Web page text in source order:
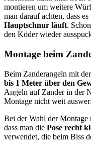
montieren um weitere
man darauf achten, dass
Hauptschnur läuft.
den Köder wieder
Montage beim
Beim Zanderangeln mit
bis 1 Meter über den
Angeln auf Zander in der
Montage nicht weit
Bei der Wahl der Montage
dass man die Pose recht
verwendet, die beim Biss